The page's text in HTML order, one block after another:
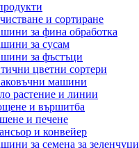
и сортиране
за фина обработка
за сусам
за фъстъци
цветни сортери
машини
растение и линии
и вършитба
и печене
и конвейер
за семена за зеленчуци